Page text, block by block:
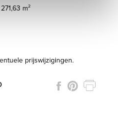
m²
prijswijzigingen.